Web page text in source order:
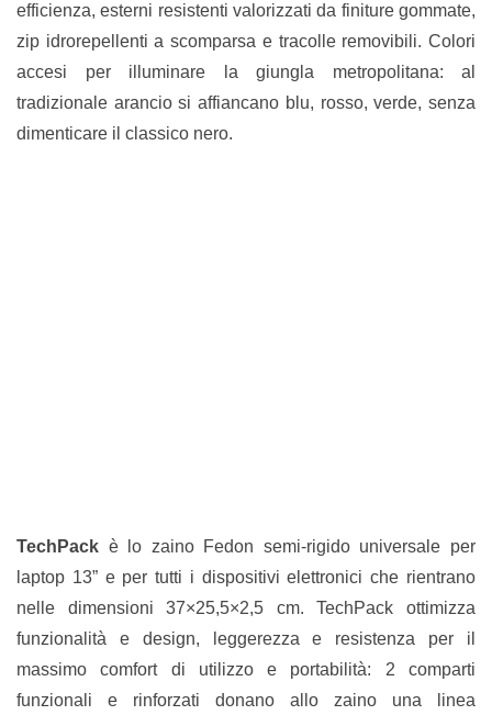
efficienza, esterni resistenti valorizzati da finiture gommate,
zip idrorepellenti a scomparsa e tracolle removibili. Colori
accesi per illuminare la giungla metropolitana: al
tradizionale arancio si affiancano blu, rosso, verde, senza
dimenticare il classico nero.
TechPack è lo zaino Fedon semi-rigido universale per
laptop 13” e per tutti i dispositivi elettronici che rientrano
nelle dimensioni 37×25,5×2,5 cm. TechPack ottimizza
funzionalità e design, leggerezza e resistenza per il
massimo comfort di utilizzo e portabilità: 2 comparti
funzionali e rinforzati donano allo zaino una linea